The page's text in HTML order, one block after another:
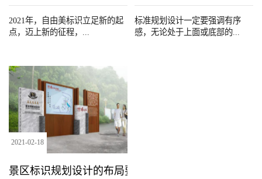
2021年，自由美标识立足新的起
点，迈上新的征程，...
标准规划设计一定要强调有序
感，无论处于上面或底部的...
2021-02-18
景区标识规划设计的布局要求